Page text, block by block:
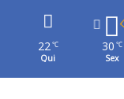
22 ℃
Qui
30 ℃
Sex